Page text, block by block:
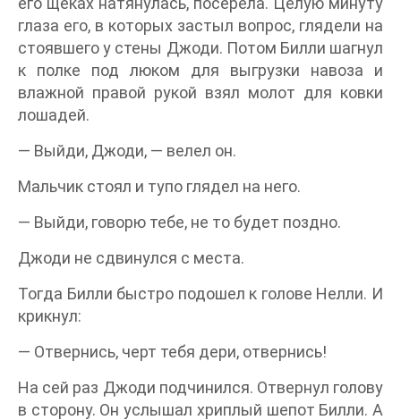
глаза его, в которых застыл вопрос, глядели на
стоявшего у стены Джоди. Потом Билли шагнул
к полке под люком для выгрузки навоза и
влажной правой рукой взял молот для ковки
лошадей.
— Выйди, Джоди, — велел он.
Мальчик стоял и тупо глядел на него.
— Выйди, говорю тебе, не то будет поздно.
Джоди не сдвинулся с места.
Тогда Билли быстро подошел к голове Нелли. И
крикнул:
— Отвернись, черт тебя дери, отвернись!
На сей раз Джоди подчинился. Отвернул голову
в сторону. Он услышал хриплый шепот Билли. А